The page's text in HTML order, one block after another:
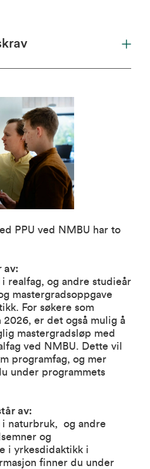
PPU ved NMBU har to
av:
i realfag, og andre studieår
mastergradsoppgave
For søkere som
2026, er det også mulig å
mastergradsløp med
ved NMBU. Dette vil
programfag, og mer
under programmets
av:
i naturbruk, og andre
og
i yrkesdidaktikk i
finner du under